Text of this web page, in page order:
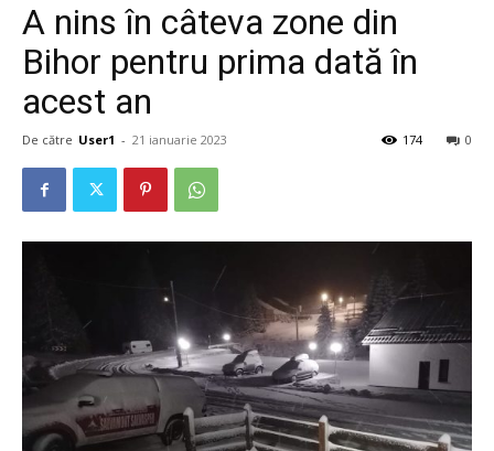
A nins în câteva zone din
Bihor pentru prima dată în
acest an
De către User1 - 21 ianuarie 2023 0
174